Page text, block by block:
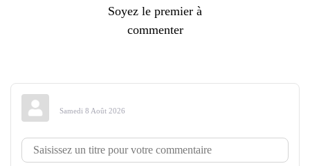
Soyez le premier à
commenter
Samedi 8 Août 2026